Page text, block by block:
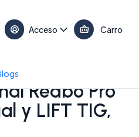
Acceso Carro
Redbo Pro
y LIFT TIG,